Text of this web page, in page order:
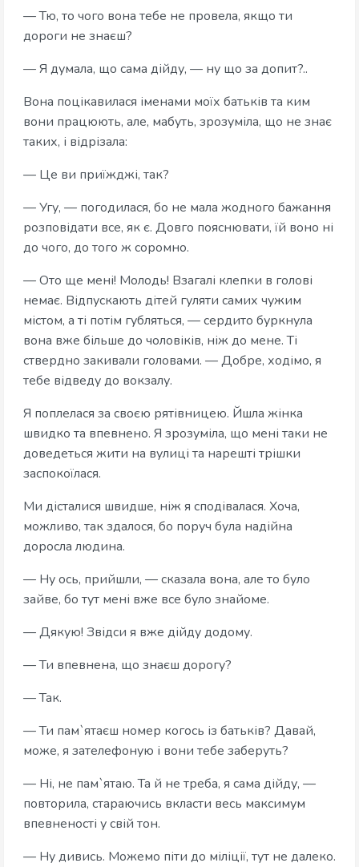
— Тю, то чого вона тебе не провела, якщо ти
дороги не знаєш?
— Я думала, що сама дійду, — ну що за допит?..
Вона поцікавилася іменами моїх батьків та ким
вони працюють, але, мабуть, зрозуміла, що не знає
таких, і відрізала:
— Це ви приїжджі, так?
— Угу, — погодилася, бо не мала жодного бажання
розповідати все, як є. Довго пояснювати, їй воно ні
до чого, до того ж соромно.
— Ото ще мені! Молодь! Взагалі клепки в голові
немає. Відпускають дітей гуляти самих чужим
містом, а ті потім губляться, — сердито буркнула
вона вже більше до чоловіків, ніж до мене. Ті
ствердно закивали головами. — Добре, ходімо, я
тебе відведу до вокзалу.
Я поплелася за своєю рятівницею. Йшла жінка
швидко та впевнено. Я зрозуміла, що мені таки не
доведеться жити на вулиці та нарешті трішки
заспокоїлася.
Ми дісталися швидше, ніж я сподівалася. Хоча,
можливо, так здалося, бо поруч була надійна
доросла людина.
— Ну ось, прийшли, — сказала вона, але то було
зайве, бо тут мені вже все було знайоме.
— Дякую! Звідси я вже дійду додому.
— Ти впевнена, що знаєш дорогу?
— Так.
— Ти пам`ятаєш номер когось із батьків? Давай,
може, я зателефоную і вони тебе заберуть?
— Ні, не пам`ятаю. Та й не треба, я сама дійду, —
повторила, стараючись вкласти весь максимум
впевненості у свій тон.
— Ну дивись. Можемо піти до міліції, тут не далеко.